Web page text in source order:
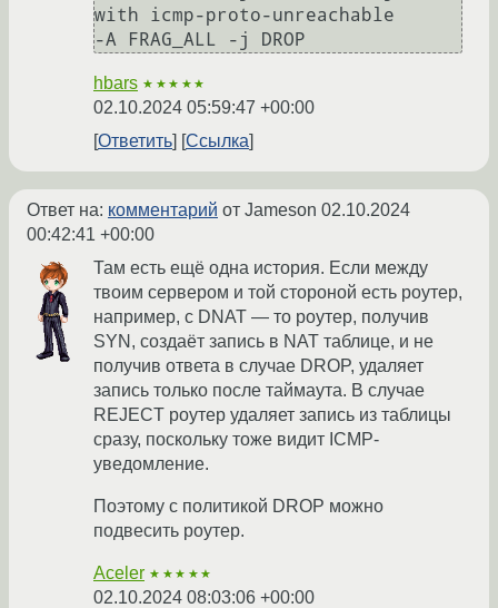
with icmp-proto-unreachable
-A FRAG_ALL -j DROP
hbars ★★★★★
02.10.2024 05:59:47 +00:00
Ответить
Ссылка
Ответ на: комментарий от Jameson 02.10.2024
00:42:41 +00:00
Там есть ещё одна история. Если между
твоим сервером и той стороной есть роутер,
например, с DNAT — то роутер, получив
SYN, создаёт запись в NAT таблице, и не
получив ответа в случае DROP, удаляет
запись только после таймаута. В случае
REJECT роутер удаляет запись из таблицы
сразу, поскольку тоже видит ICMP-
уведомление.
Поэтому с политикой DROP можно
подвесить роутер.
Aceler ★★★★★
02.10.2024 08:03:06 +00:00